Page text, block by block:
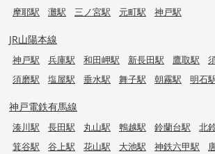
摩耶駅
灘駅 三ノ宮駅 元町駅 神戸駅
JR山陽本線
神戸駅 兵庫駅 和田岬駅 新長田駅 鷹取駅
須磨駅
塩屋駅 垂水駅 舞子駅 朝霧駅 明石
神戸電鉄有馬線
湊川駅 長田駅 丸山駅 鵯越駅 鈴蘭台駅 北
箕谷駅
谷上駅 花山駅 大池駅 神鉄六甲駅